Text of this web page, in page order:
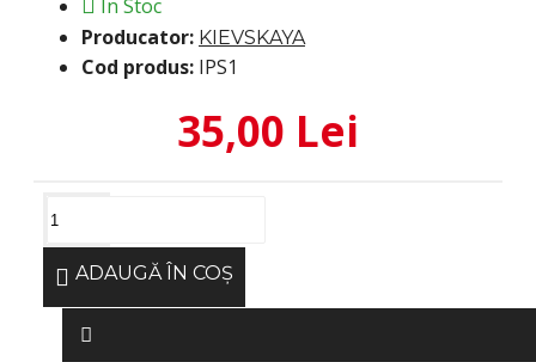
In Stoc
Producator: KIEVSKAYA
Cod produs: IPS1
35,00 Lei
ADAUGĂ ÎN COŞ